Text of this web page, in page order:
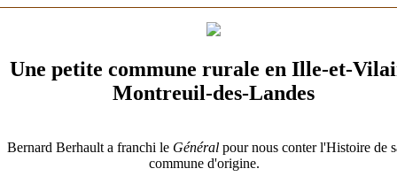
Patrimoine
Familles
Population
Démographie
Une petite commune rurale en Ille-et-
Montreuil-des-Landes
Bernard Berhault a franchi le Général pour nous conter l'Histoire de
commune d'origine.